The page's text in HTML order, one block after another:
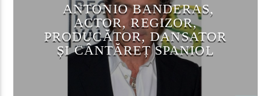
ANTONIO BANDERAS,
ACTOR, REGIZOR,
PRODUCĂTOR, DANSATOR
ȘI CÂNTĂREȚ SPANIOL